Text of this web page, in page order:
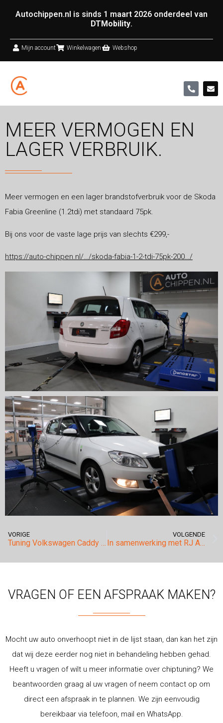
Autochippen.nl is sinds 1 maart 2026 onderdeel van
DTMobility.
Mijn account Winkelwagen Webshop
MEER VERMOGEN EN
LAGER VERBRUIK.
Meer vermogen en een lager brandstofverbruik voor de Skoda
Fabia Greenline (1.2tdi) met standaard 75pk.
Bij ons voor de vaste lage prijs van slechts €299,-
https://auto-chippen.nl/…/skoda-fabia-1-2-tdi-75pk-200…/
VORIGE
Tuning Volkswagen Caddy 2.0tdi.
VOLGENDE
In samenwerking met RJ Automobielen.
VRAGEN OF EEN AFSPRAAK MAKEN?
Mocht uw auto onverhoopt niet in de lijst staan, dan kan het zijn
dat wij deze eerder nog niet in behandeling hebben gehad.
Heeft u vragen of wilt u meer informatie over chiptuning? We
beantwoorden graag al uw vragen of neem contact op om
direct een afspraak in te plannen. We zijn eenvoudig
bereikbaar via telefoon, mail en WhatsApp.